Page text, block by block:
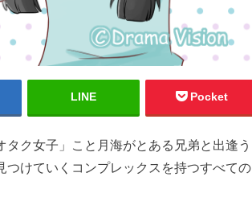
LINE Pocket
ク女子」こと月海がとある兄弟と出逢う
けていくコンプレックスを持つすべての